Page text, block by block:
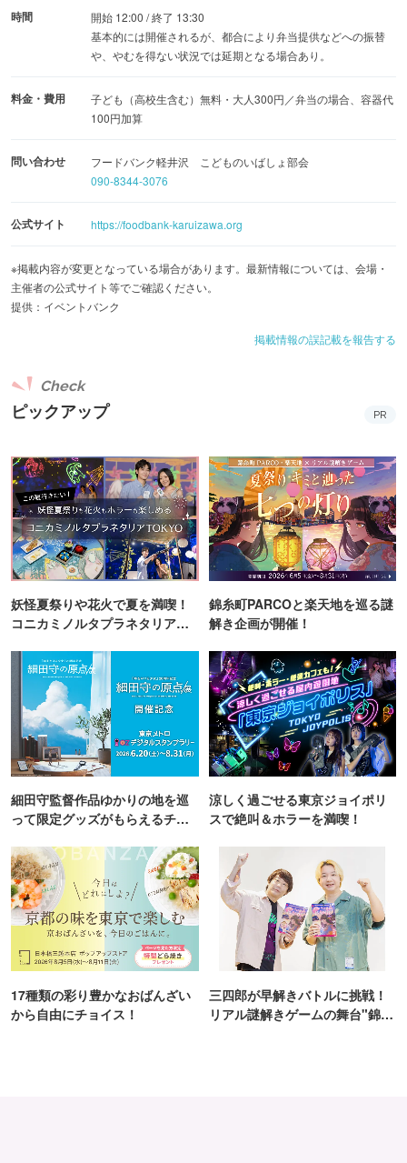
時間
開始 12:00 / 終了 13:30
基本的には開催されるが、都合により弁当提供などへの振替
や、やむを得ない状況では延期となる場合あり。
料金・費用
子ども（高校生含む）無料・大人300円／弁当の場合、容器代
100円加算
問い合わせ
フードバンク軽井沢 こどものいばしょ部会
090-8344-3076
公式サイト https://foodbank-karuizawa.org
※掲載内容が変更となっている場合があります。最新情報については、会場・
主催者の公式サイト等でご確認ください。
提供：イベントバンク
掲載情報の誤記載を報告する
ピックアップ
Check
PR
妖怪夏祭りや花火で夏を満喫！
コニカミノルタプラネタリア
錦糸町PARCOと楽天地を巡る謎
解き企画が開催！
細田守監督作品ゆかりの地を巡
って限定グッズがもらえるチャ
涼しく過ごせる東京ジョイポリ
スで絶叫＆ホラーを満喫！
17種類の彩り豊かなおばんざい
から自由にチョイス！
三四郎が早解きバトルに挑戦！
リアル謎解きゲームの舞台"錦糸